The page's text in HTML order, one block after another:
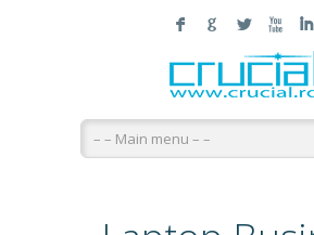
F G L X I